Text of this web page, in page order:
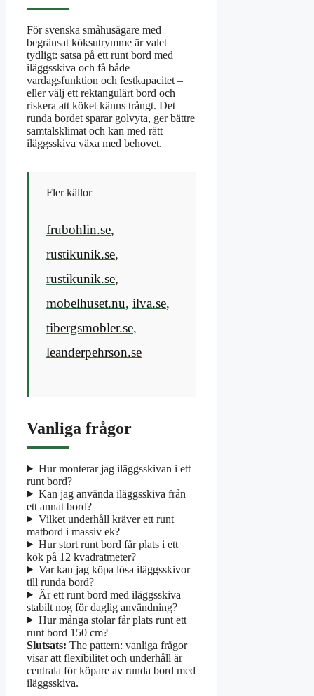
För svenska småhusägare med
begränsat köksutrymme är valet
tydligt: satsa på ett runt bord med
iläggsskiva och få både
vardagsfunktion och festkapacitet –
eller välj ett rektangulärt bord och
riskera att köket känns trångt. Det
runda bordet sparar golvyta, ger bättre
samtalsklimat och kan med rätt
iläggsskiva växa med behovet.
Fler källor
frubohlin.se,
rustikunik.se,
rustikunik.se,
mobelhuset.nu, ilva.se,
tibergsmobler.se,
leanderpehrson.se
Vanliga frågor
Hur monterar jag iläggsskivan i ett
runt bord?
Kan jag använda iläggsskiva från
ett annat bord?
Vilket underhåll kräver ett runt
matbord i massiv ek?
Hur stort runt bord får plats i ett
kök på 12 kvadratmeter?
Var kan jag köpa lösa iläggsskivor
till runda bord?
Är ett runt bord med iläggsskiva
stabilt nog för daglig användning?
Hur många stolar får plats runt ett
runt bord 150 cm?
Slutsats: The pattern: vanliga frågor
visar att flexibilitet och underhåll är
centrala för köpare av runda bord med
iläggsskiva.